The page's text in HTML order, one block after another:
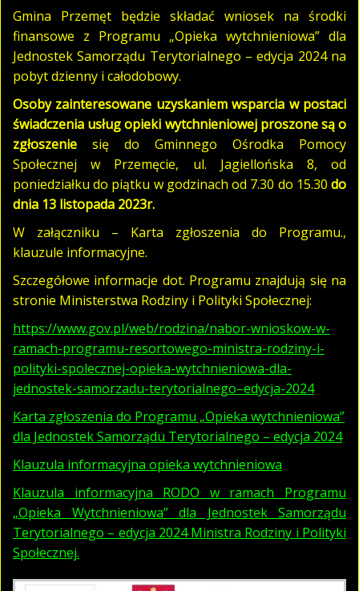
Gmina Przemęt będzie składać wniosek na środki
finansowe z Programu „Opieka wytchnieniowa” dla
Jednostek Samorządu Terytorialnego – edycja 2024 na
pobyt dzienny i całodobowy.
Osoby zainteresowane uzyskaniem wsparcia w postaci
świadczenia usług opieki wytchnieniowej proszonesą o
zgłoszenie się do Gminnego Ośrodka Pomocy
Społecznej w Przemęcie, ul. Jagiellońska 8, od
poniedziałku do piątku w godzinach od 7.30 do 15.30 do
dnia 13 listopada 2023r.
W załączniku – Karta zgłoszenia do Programu.,
klauzule informacyjne.
Szczegółowe informacje dot. Programu znajdują się na
stronie Ministerstwa Rodziny i Polityki Społecznej:
https://www.gov.pl/web/rodzina/nabor-wnioskow-w-
ramach-programu-resortowego-ministra-rodziny-i-
polityki-spolecznej-opieka-wytchnieniowa-dla-
jednostek-samorzadu-terytorialnego–edycja-2024
Karta zgłoszenia do Programu „Opieka wytchnieniowa”
dla Jednostek Samorządu Terytorialnego – edycja 2024
Klauzula informacyjna opieka wytchnieniowa
Klauzula informacyjna RODO w ramach Programu
„Opieka Wytchnieniowa” dla Jednostek Samorządu
Terytorialnego – edycja 2024 Ministra Rodziny i Polityki
Społecznej.